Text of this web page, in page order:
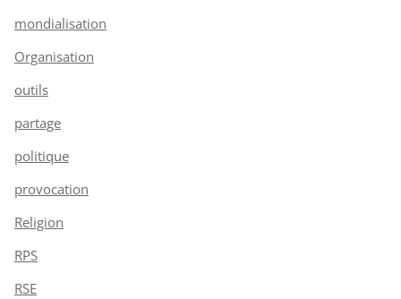
mondialisation
Organisation
outils
partage
politique
provocation
Religion
RPS
RSE